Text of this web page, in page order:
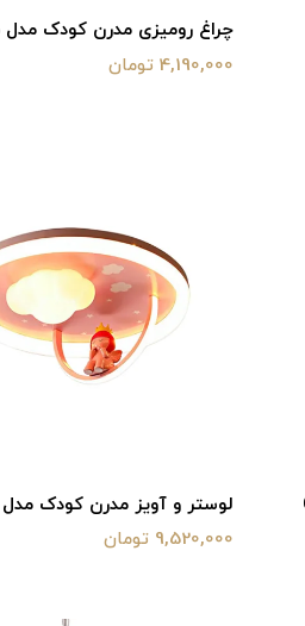
چراغ رومیزی مدرن کودک مدل CH015
4,190,000 تومان
لوستر و آویز مدرن کودک مدل CH005
9,520,000 تومان